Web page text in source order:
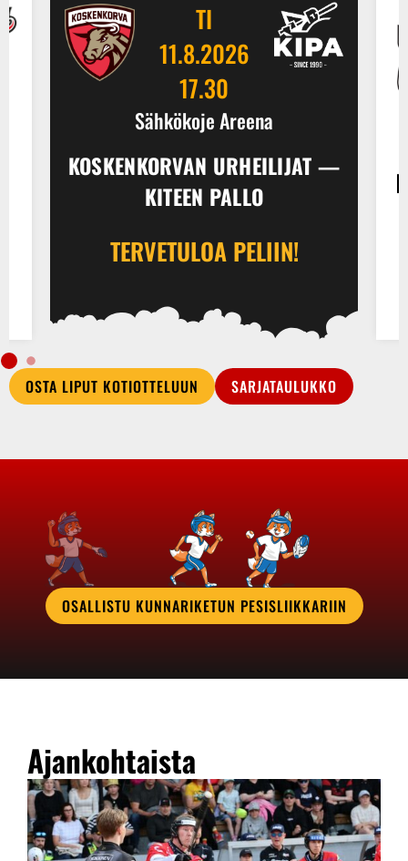
OSTA LIPUT KOTIOTTELUUN SARJATAULUKKO
TI
11.8.2026
17.30
Sähkökoje Areena
KOSKENKORVAN URHEILIJAT —
KITEEN PALLO
TERVETULOA PELIIN!
OSALLISTU KUNNARIKETUN PESISLIIKKARIIN
Ajankohtaista